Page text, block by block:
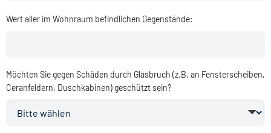
Wert aller im Wohnraum befindlichen Gegenstände:
Möchten Sie gegen Schäden durch Glasbruch (z.B. an Fensterscheiben,
Ceranfeldern, Duschkabinen) geschützt sein?